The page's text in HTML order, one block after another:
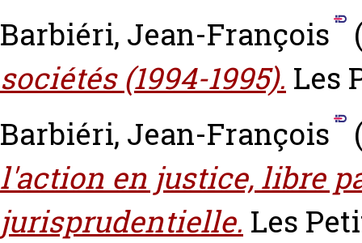
Barbiéri, Jean-François
sociétés (1994-1995). Les
Barbiéri, Jean-François
l'action en justice, libre
jurisprudentielle. Les